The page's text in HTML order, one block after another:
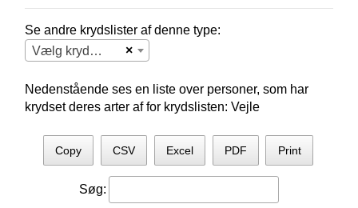
Se andre krydslister af denne type:
×
Vælg krydsliste
Nedenstående ses en liste over personer, som har
krydset deres arter af for krydslisten: Vejle
Copy CSV Excel PDF Print
Søg: